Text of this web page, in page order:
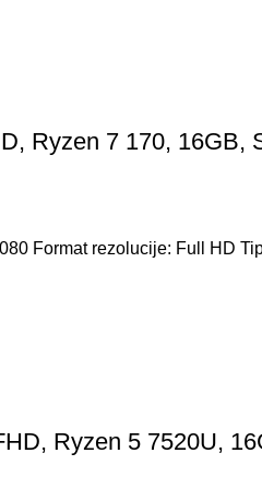
Ryzen 7 170, 16GB,
Format rezolucije: Full HD
Ryzen 5 7520U,